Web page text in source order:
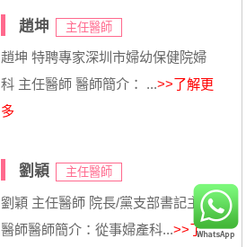
趙坤 主任醫師
趙坤 特聘專家深圳市婦幼保健院婦
科 主任醫師 醫師簡介： ...>>了解更
多
劉穎 主任醫師
劉穎 主任醫師 院長/黨支部書記主任
醫師醫師簡介：從事婦產科...>>了